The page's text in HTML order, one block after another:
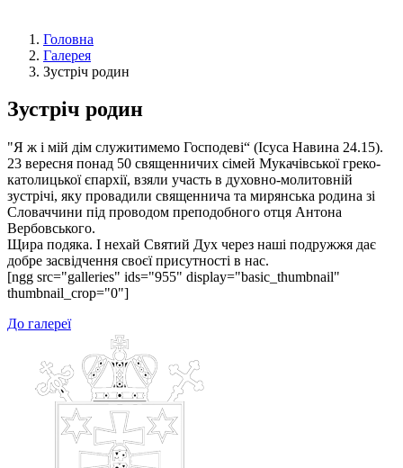
Головна
Галерея
Зустріч родин
Зустріч родин
"Я ж і мій дім служитимемо Господеві“ (Ісуса Навина 24.15).
23 вересня понад 50 священничих сімей Мукачівської греко-
католицької єпархії, взяли участь в духовно-молитовній
зустрічі, яку провадили священнича та мирянська родина зі
Словаччини під проводом преподобного отця Антона
Вербовського.
Щира подяка. І нехай Святий Дух через наші подружжя дає
добре засвідчення своєї присутності в нас.
[ngg src="galleries" ids="955" display="basic_thumbnail"
thumbnail_crop="0"]
До галереї